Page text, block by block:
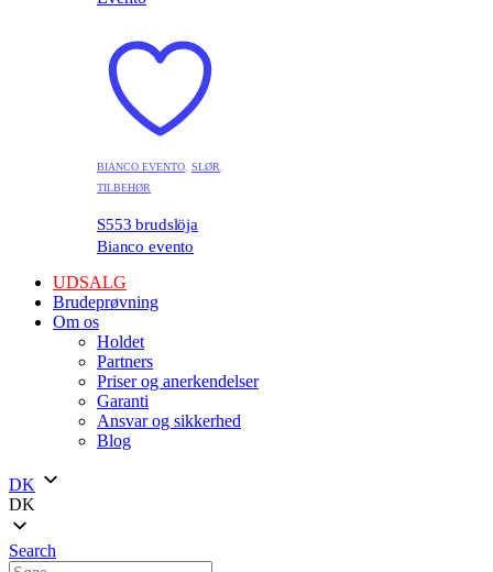
BIANCO EVENTO, SLØR,
TILBEHØR
S553 brudslöja
Bianco evento
UDSALG
Brudeprøvning
Om os
Holdet
Partners
Priser og anerkendelser
Garanti
Ansvar og sikkerhed
Blog
DK
DK
Search